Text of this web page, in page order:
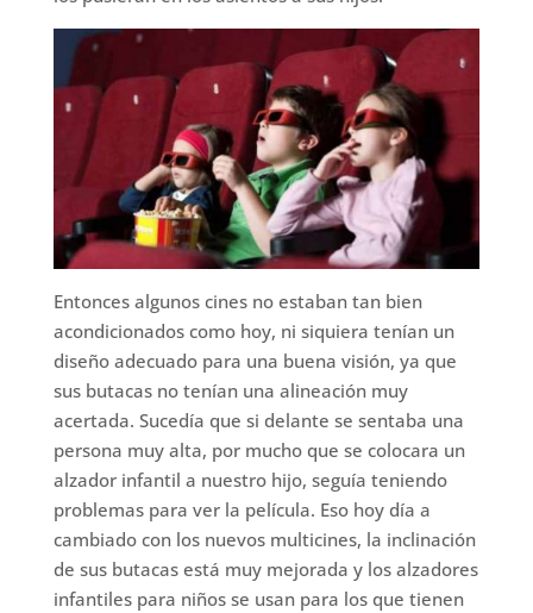
Entonces algunos cines no estaban tan bien
acondicionados como hoy, ni siquiera tenían un
diseño adecuado para una buena visión, ya que
sus butacas no tenían una alineación muy
acertada. Sucedía que si delante se sentaba una
persona muy alta, por mucho que se colocara un
alzador infantil a nuestro hijo, seguía teniendo
problemas para ver la película. Eso hoy día a
cambiado con los nuevos multicines, la inclinación
de sus butacas está muy mejorada y los alzadores
infantiles para niños se usan para los que tienen